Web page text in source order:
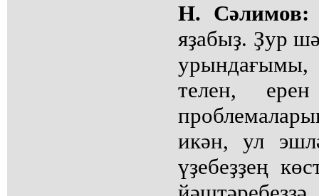
Н. Сәлимов:
яҙабыҙ. Ҙур
урындағымы,
телен,
икән, ул
үҙебеҙҙең